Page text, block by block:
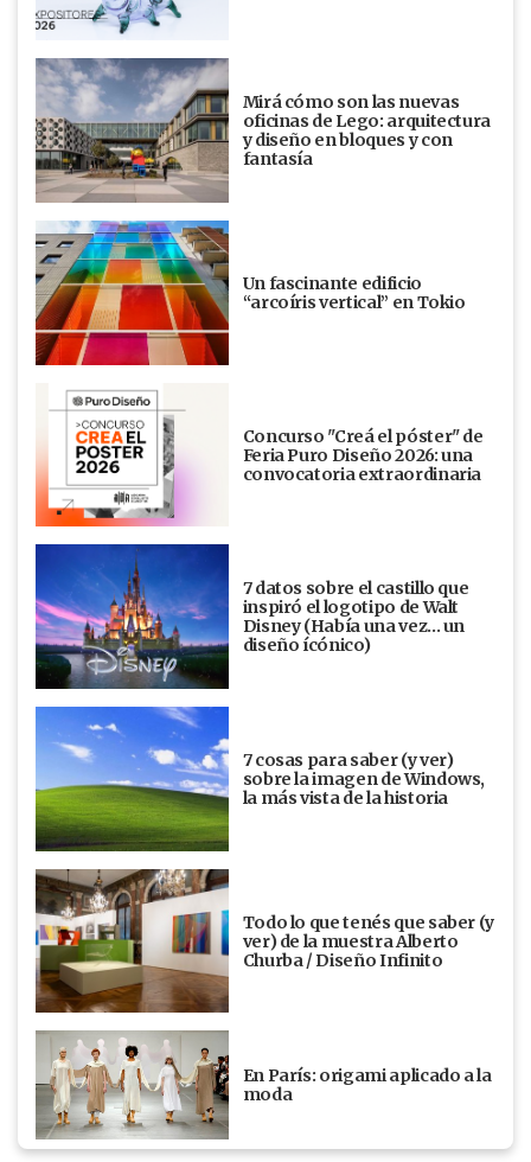
Mirá cómo son las nuevas
oficinas de Lego: arquitectura
y diseño en bloques y con
fantasía
Un fascinante edificio
“arcoíris vertical” en Tokio
Concurso "Creá el póster" de
Feria Puro Diseño 2026: una
convocatoria extraordinaria
7 datos sobre el castillo que
inspiró el logotipo de Walt
Disney (Había una vez... un
diseño ícónico)
7 cosas para saber (y ver)
sobre la imagen de Windows,
la más vista de la historia
Todo lo que tenés que saber (y
ver) de la muestra Alberto
Churba / Diseño Infinito
En París: origami aplicado a la
moda